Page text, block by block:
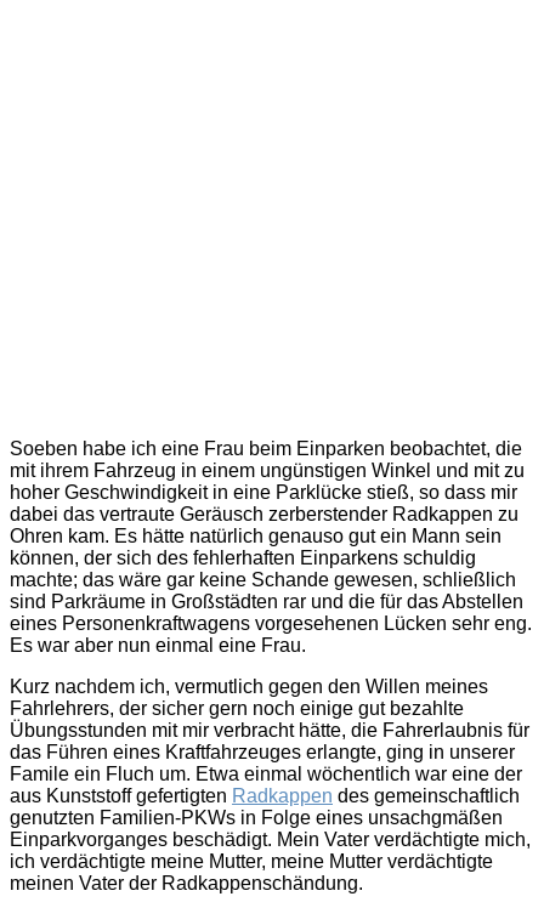
Soeben habe ich eine Frau beim Einparken beobachtet, die
mit ihrem Fahrzeug in einem ungünstigen Winkel und mit zu
hoher Geschwindigkeit in eine Parklücke stieß, so dass mir
dabei das vertraute Geräusch zerberstender Radkappen zu
Ohren kam. Es hätte natürlich genauso gut ein Mann sein
können, der sich des fehlerhaften Einparkens schuldig
machte; das wäre gar keine Schande gewesen, schließlich
sind Parkräume in Großstädten rar und die für das Abstellen
eines Personenkraftwagens vorgesehenen Lücken sehr eng.
Es war aber nun einmal eine Frau.
Kurz nachdem ich, vermutlich gegen den Willen meines
Fahrlehrers, der sicher gern noch einige gut bezahlte
Übungsstunden mit mir verbracht hätte, die Fahrerlaubnis für
das Führen eines Kraftfahrzeuges erlangte, ging in unserer
Famile ein Fluch um. Etwa einmal wöchentlich war eine der
aus Kunststoff gefertigten Radkappen des gemeinschaftlich
genutzten Familien-PKWs in Folge eines unsachgmäßen
Einparkvorganges beschädigt. Mein Vater verdächtigte mich,
ich verdächtigte meine Mutter, meine Mutter verdächtigte
meinen Vater der Radkappenschändung.